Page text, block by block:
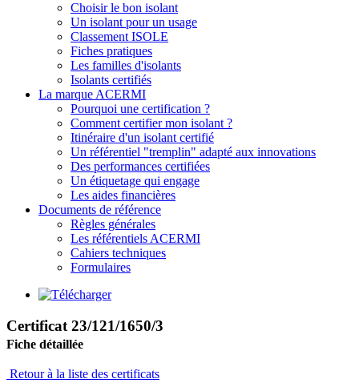
Choisir le bon isolant
Un isolant pour un usage
Classement ISOLE
Fiches pratiques
Les familles d'isolants
Isolants certifiés
La marque ACERMI
Pourquoi une certification ?
Comment certifier mon isolant ?
Itinéraire d'un isolant certifié
Un référentiel "tremplin" adapté aux innovations
Des performances certifiées
Un étiquetage qui engage
Les aides financières
Documents de référence
Règles générales
Les référentiels ACERMI
Cahiers techniques
Formulaires
Certificat 23/121/1650/3
Fiche détaillée
Retour à la liste des certificats